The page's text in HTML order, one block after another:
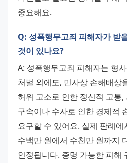
중요해요.
Q: 성폭행무고죄 피해자가 받
것이 있나요?
A: 성폭행무고죄 피해자는 형
처벌 외에도, 민사상 손해배상
허위 고소로 인한 정신적 고통,
구속이나 수사로 인한 경제적
요구할 수 있어요. 실제 판례에
수백만 원에서 수천만 원까지
인정됩니다. 증명 가능한 피해